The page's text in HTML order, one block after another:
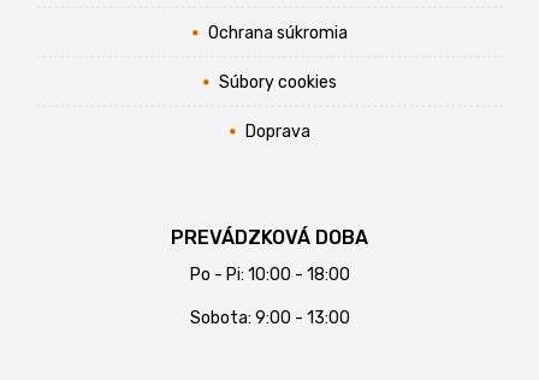
Ochrana súkromia
Súbory cookies
Doprava
PREVÁDZKOVÁ DOBA
Po - Pi: 10:00 - 18:00
Sobota: 9:00 - 13:00